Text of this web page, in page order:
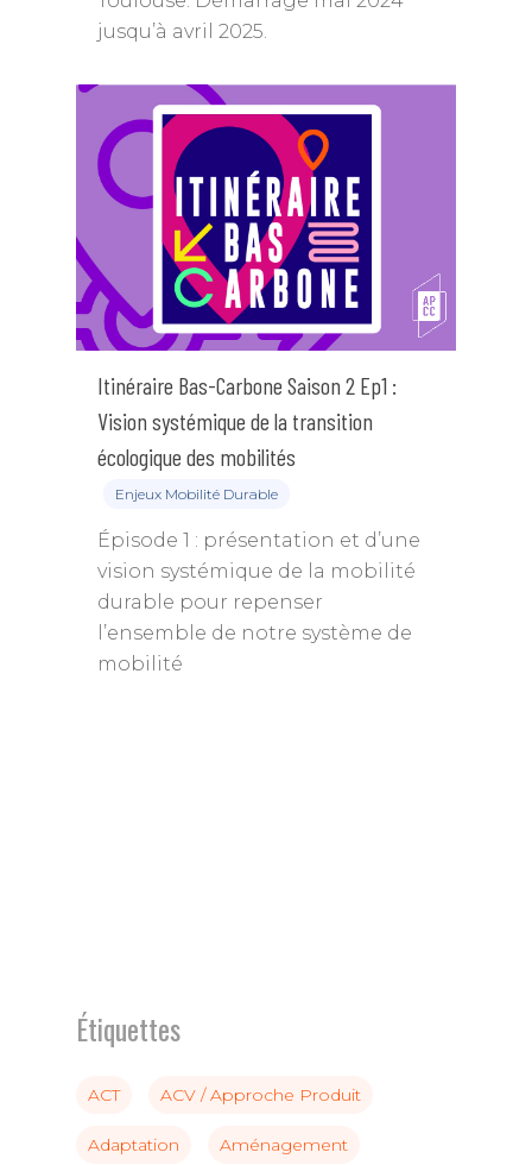
jusqu’à avril 2025.
Itinéraire Bas-Carbone Saison 2 Ep1 :
Vision systémique de la transition
écologique des mobilités
Enjeux Mobilité Durable
Épisode 1 : présentation et d’une
vision systémique de la mobilité
durable pour repenser
l’ensemble de notre système de
mobilité
Étiquettes
ACT ACV / Approche Produit
Adaptation Aménagement